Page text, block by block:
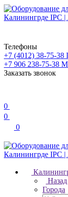
Телефоны
+7 (4012) 38-75-38
+7 906 238-75-38
Заказать звонок
0
0
0
Назад
Города